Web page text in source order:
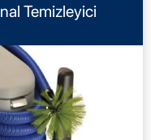
Temizleyici